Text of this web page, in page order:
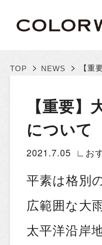
TOP > NEWS > 【重
【重要
について
2021.7.05 ∟お
平素は格別
広範囲な大
太平洋沿岸